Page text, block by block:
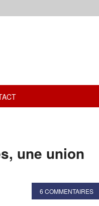
une union
6 COMMENTAIRES